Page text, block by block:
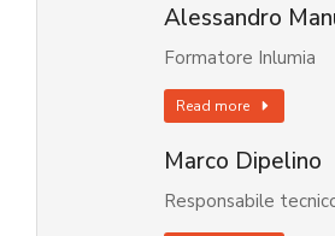
Alessandro
Formatore Inlumia
Read more
Marco Dipelino
Responsabile